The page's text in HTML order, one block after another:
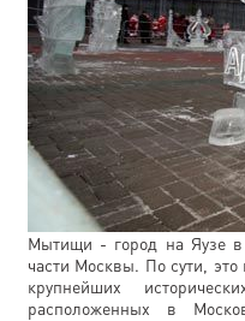
Мытищи - город на Яузе в
части Москвы. По сути, это
крупнейших
расположенных в